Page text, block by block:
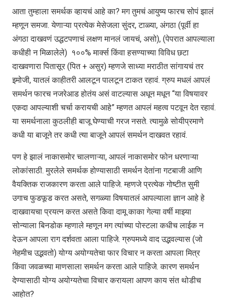
आता तुम्हाला समर्थक व्हायचं आहे का? मग तुमचं आयुष्य फारच सोपं झालं
म्हणून समजा. येणाऱ्या प्रत्येक मेसेजला सुंदर, टाळ्या, अंगठा (पूर्वी हा
अंगठा दाखवणं उद्धटपणाचं लक्षण मानलं जायचं, असो), (पेपरात आपल्याला
कधीही न मिळालेले) १००% मार्क्स किंवा हसण्याच्या विविध छटा
दाखवणारा पितासूर (पित + असुर) म्हणजे साध्या मराठीत सांगायचं तर
इमोजी, यातलं काहीतरी आलटून पालटून टाकत रहावं. ग्रुप मधलं आपलं
समर्थन फारच नजरेआड होतंय असं वाटल्यास अधून मधून “या विषयावर
एकदा आपल्याशी चर्चा करायची आहे” म्हणत आपलं महत्व पटवून देत रहावं.
या समर्थनाला कुठलीही बाजू घेण्याची गरज नसते. त्यामुळे सोयीप्रमाणे
कधी या बाजूने तर कधी त्या बाजूने आपलं समर्थन दाखवत रहावं.
पण हे झालं नाकासमोर चालणाऱ्या, आपलं नाकासमोर फोन धरणाऱ्या
लोकांसाठी. मुरलेले समर्थक होण्यासाठी समर्थन देतांना गटबाजी आणि
वैयक्तिक राजकारण करता आले पाहिजे. म्हणजे प्रत्येक गोष्टीत सुमी
उगाच फुडफूड करत असते, सगळ्या विषयातलं आपल्याला ज्ञान आहे हे
दाखवायचा प्रयत्न करत असते किवा दामू काका गेल्या वर्षी माझ्या
सोन्याला बिनडोक म्हणाले म्हणून मग त्यांच्या पोस्टला कधीच लाईक न
देऊन आपला राग दर्शवता आला पाहिजे. ग्रुपमध्ये वाद उद्भवल्यास (जो
नेहमीच उद्भवतो) योग्य अयोग्यतेचा फार विचार न करता आपला मित्र
किंवा जवळच्या माणसाला समर्थन करता आले पाहिजे. कारण समर्थन
देण्यासाठी योग्य अयोग्यतेचा विचार करायला आपण काय संत थोडीच
आहोत?